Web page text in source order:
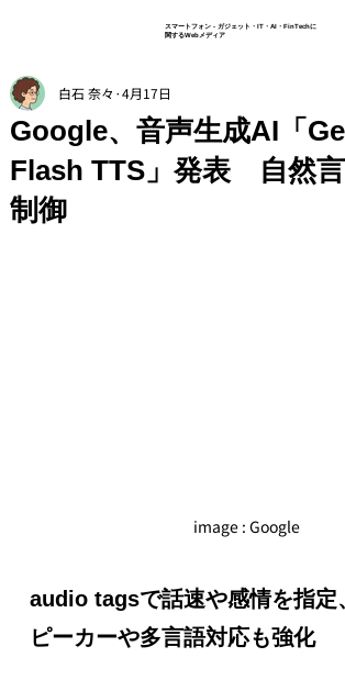
スマートフォン - ガジェット・IT・AI・FinTechに
関するWebメディア
Google、音声生成AI「
Flash TTS」発表 自然
制御
白石 奈々 4月17日
image : Google
audio tagsで話速や感情を指定
ピーカーや多言語対応も強化